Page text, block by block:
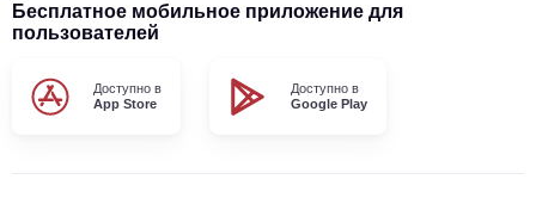
Бесплатное мобильное приложение для
пользователей
Доступно в
App Store
Доступно в
Google Play